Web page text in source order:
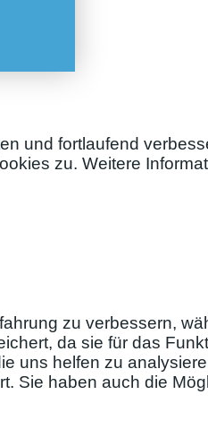
und fortlaufend
zu. Weitere
zu verbessern,
da sie für das
uns helfen zu
Sie haben auch die